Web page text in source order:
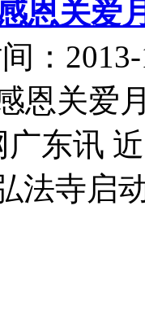
恩关爱
：
感恩关
东讯
法寺启